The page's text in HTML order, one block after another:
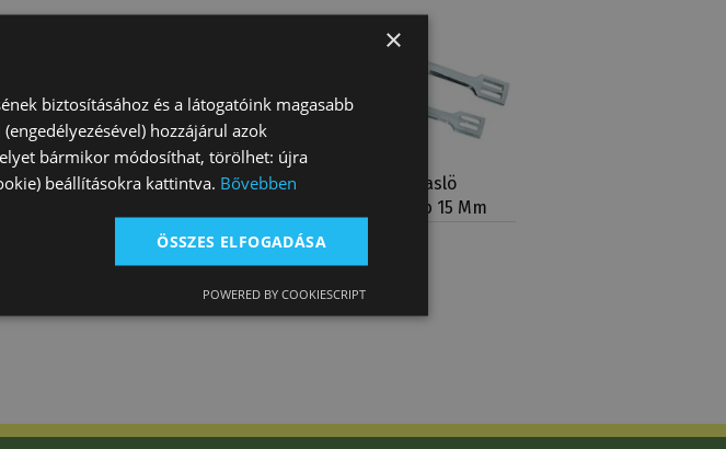
Sarkantyú Daslö
5 000 Ft
Sarkantyú Daslö
Gyerek Gömb 15 Mm
5 000 Ft
×
biztosításához és a látogatóink magasabb
hozzájárul azok
bármikor módosíthat, törölhet: újra
beállításokra kattintva. Bővebben
ÖSSZES ELFOGADÁSA
POWERED BY COOKIESCRIPT